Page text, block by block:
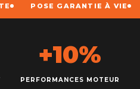
POSE GARANTIE À VIE
+10%
PERFORMANCES MOTEUR